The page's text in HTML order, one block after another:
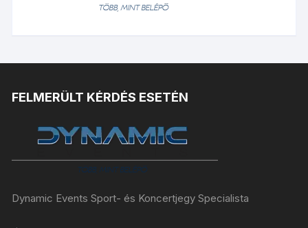
FELMERÜLT KÉRDÉS ESETÉN
Dynamic Events Sport- és Koncertjegy Specialista